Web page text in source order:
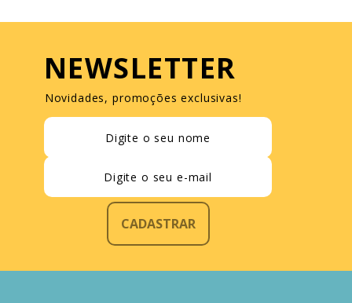
NEWSLETTER
Novidades, promoções exclusivas!
CADASTRAR